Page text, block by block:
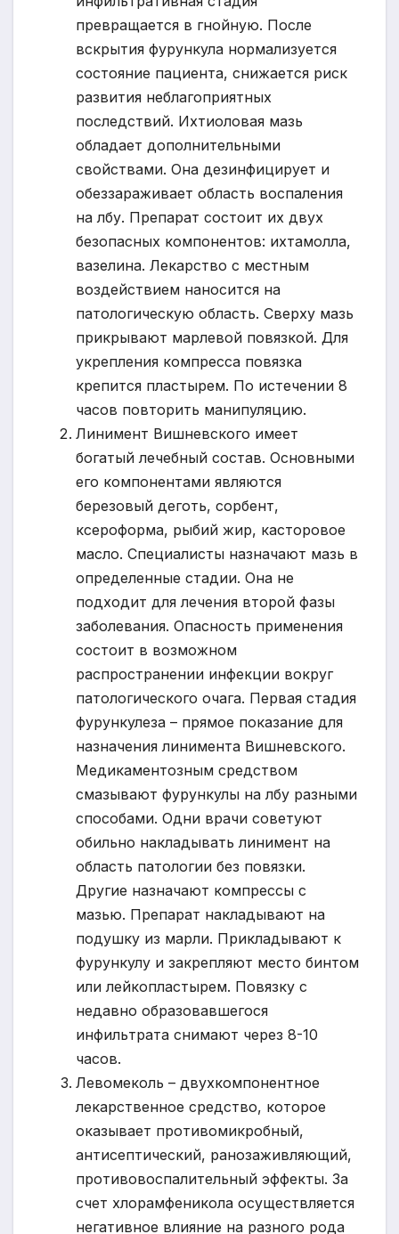
превращается в гнойную. После
вскрытия фурункула нормализуется
состояние пациента, снижается риск
развития неблагоприятных
последствий. Ихтиоловая мазь
обладает дополнительными
свойствами. Она дезинфицирует и
обеззараживает область воспаления
на лбу. Препарат состоит их двух
безопасных компонентов: ихтамолла,
вазелина. Лекарство с местным
воздействием наносится на
патологическую область. Сверху мазь
прикрывают марлевой повязкой. Для
укрепления компресса повязка
крепится пластырем. По истечении 8
часов повторить манипуляцию.
Линимент Вишневского имеет
богатый лечебный состав. Основными
его компонентами являются
березовый деготь, сорбент,
ксероформа, рыбий жир, касторовое
масло. Специалисты назначают мазь в
определенные стадии. Она не
подходит для лечения второй фазы
заболевания. Опасность применения
состоит в возможном
распространении инфекции вокруг
патологического очага. Первая стадия
фурункулеза – прямое показание для
назначения линимента Вишневского.
Медикаментозным средством
смазывают фурункулы на лбу разными
способами. Одни врачи советуют
обильно накладывать линимент на
область патологии без повязки.
Другие назначают компрессы с
мазью. Препарат накладывают на
подушку из марли. Прикладывают к
фурункулу и закрепляют место бинтом
или лейкопластырем. Повязку с
недавно образовавшегося
инфильтрата снимают через 8-10
часов.
Левомеколь – двухкомпонентное
лекарственное средство, которое
оказывает противомикробный,
антисептический, ранозаживляющий,
противовоспалительный эффекты. За
счет хлорамфеникола осуществляется
негативное влияние на разного рода